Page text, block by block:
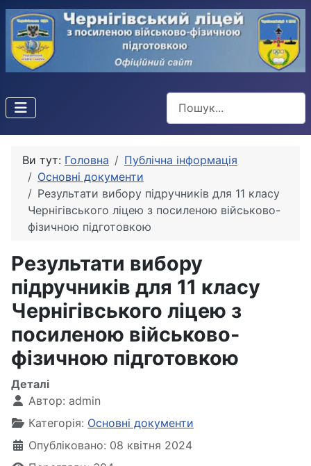
Пошук
Ви тут: Головна
Публічна інформація
Основні документи
Результати вибору підручників для 11 класу
Чернігівського ліцею з посиленою військово-
фізичною підготовкою
Результати вибору
підручників для 11 класу
Чернігівського ліцею з
посиленою військово-
фізичною підготовкою
Деталі
Автор: admin
Категорія: Основні документи
Опубліковано: 08 квітня 2024